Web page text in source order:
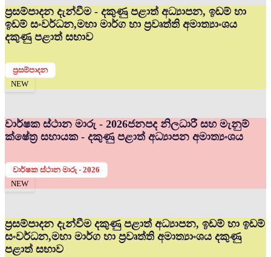
ප්‍රසම්පාදන දැන්වීම - දකුණු පළාත් අධ්‍යාපන, ඉඩම් හා
ඉඩම් සංවර්ධන,මහා මාර්ග හා ප්‍රවෘත්ති අමාත්‍යාංශය
දකුණු පළාත් සභාව
ප්‍රසම්පාදන
NEW
වාර්ෂක ස්ථාන මාරු - 2026ජනපද නිලධාරී සහ මැනුම්
ක්ෂේත්‍ර සහායක - දකුණු පළාත් අධ්‍යාපන අමාත්‍යංශය
වාර්ෂක ස්ථාන මාරු - 2026
NEW
ප්‍රසම්පාදන දැන්වීම දකුණු පළාත් අධ්‍යාපන, ඉඩම් හා ඉඩම්
සංවර්ධන,මහා මාර්ග හා ප්‍රවෘත්ති අමාත්‍යාංශය දකුණු
පළාත් සභාව